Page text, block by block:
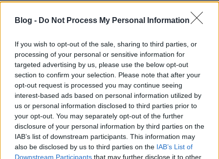
Blog - Do Not Process My Personal Information
If you wish to opt-out of the sale, sharing to third parties, or
processing of your personal or sensitive information for
targeted advertising by us, please use the below opt-out
section to confirm your selection. Please note that after your
opt-out request is processed you may continue seeing
interest-based ads based on personal information utilized by
us or personal information disclosed to third parties prior to
your opt-out. You may separately opt-out of the further
disclosure of your personal information by third parties on the
IAB’s list of downstream participants. This information may
also be disclosed by us to third parties on the IAB’s List of
Downstream Participants that may further disclose it to other